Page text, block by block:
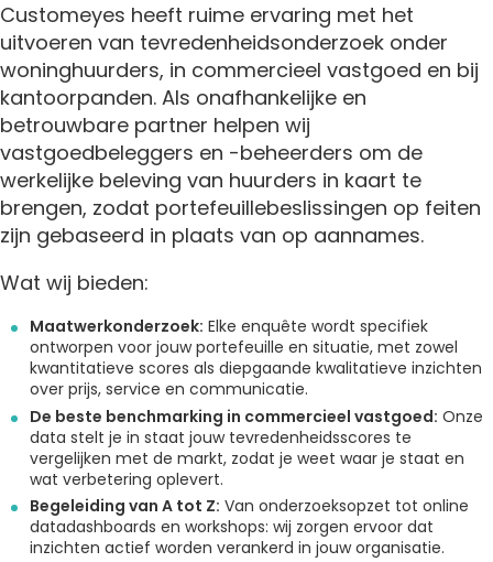
Customeyes heeft ruime ervaring met het
uitvoeren van tevredenheidsonderzoek onder
woninghuurders, in commercieel vastgoed en bij
kantoorpanden. Als onafhankelijke en
betrouwbare partner helpen wij
vastgoedbeleggers en -beheerders om de
werkelijke beleving van huurders in kaart te
brengen, zodat portefeuillebeslissingen op feiten
zijn gebaseerd in plaats van op aannames.
Wat wij bieden:
Maatwerkonderzoek: Elke enquête wordt specifiek
ontworpen voor jouw portefeuille en situatie, met zowel
kwantitatieve scores als diepgaande kwalitatieve inzichten
over prijs, service en communicatie.
De beste benchmarking in commercieel vastgoed: Onze
data stelt je in staat jouw tevredenheidsscores te
vergelijken met de markt, zodat je weet waar je staat en
wat verbetering oplevert.
Begeleiding van A tot Z: Van onderzoeksopzet tot online
datadashboards en workshops: wij zorgen ervoor dat
inzichten actief worden verankerd in jouw organisatie.